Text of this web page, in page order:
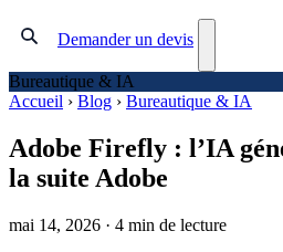
Demander un devis
Bureautique & IA
Accueil › Blog › Bureautique & IA
Adobe Firefly : l’IA
la suite Adobe
mai 14, 2026 · 4 min de lecture